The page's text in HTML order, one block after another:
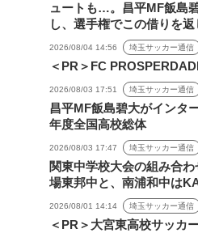
ュートも…。昌平MF飯島
し、選手権でこの借りを返
2026/08/04 14:56 埼玉サッカー通信
＜PR＞FC
2026/08/03 17:51 埼玉サッカー通信
昌平MF飯島碧大がインタ
年度全国高校総体
2026/08/03 17:47 埼玉サッカー通信
関東中学校大会の組み合
場東邦中と、南浦和中は
2026/08/01 14:14 埼玉サッカー通信
＜PR＞大宮東高校サッカ